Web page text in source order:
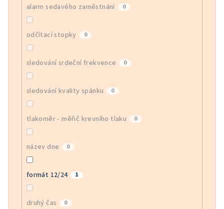
alarm sedavého zaměstnání 0
odčítací stopky 0
sledování srdeční frekvence 0
sledování kvality spánku 0
tlakoměr - měřič krevního tlaku 0
název dne 0
formát 12/24 1
druhý čas 0